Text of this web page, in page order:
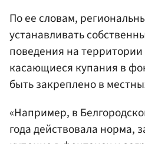
По ее словам,
устанавливать
поведения на территории
касающиеся купания в
быть закреплено в
«Например, в
года действовала